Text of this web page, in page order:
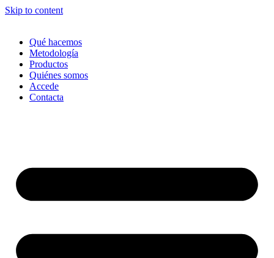
Skip to content
Qué hacemos
Metodología
Productos
Quiénes somos
Accede
Contacta